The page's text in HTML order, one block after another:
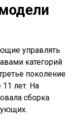
управлять
категорий
поколение
лет. На
сборка